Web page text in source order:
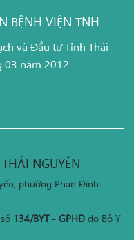
BỆNH VIỆN TNH
và Đầu tư Tỉnh Thái
03 năm 2012
NGUYÊN
phường Phan Đình
134/BYT - GPHĐ do Bộ Y